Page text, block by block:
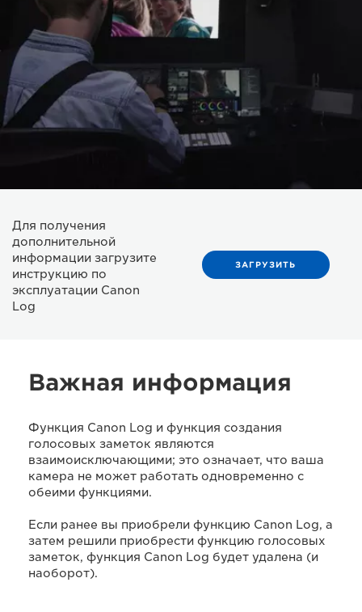
Для получения
дополнительной
информации загрузите
инструкцию по
эксплуатации Canon
Log
ЗАГРУЗИТЬ
Важная информация
Функция Canon Log и функция создания
голосовых заметок являются
взаимоисключающими; это означает, что ваша
камера не может работать одновременно с
обеими функциями.
Если ранее вы приобрели функцию Canon Log, а
затем решили приобрести функцию голосовых
заметок, функция Canon Log будет удалена (и
наоборот).